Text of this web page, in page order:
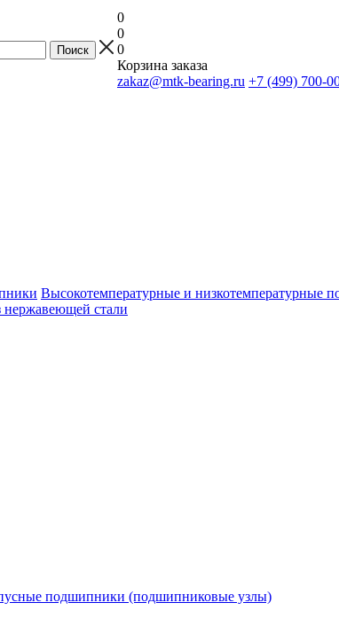
0
0
0
Корзина заказа
zakaz@mtk-bearing.ru +7 (499) 700-
Высокотемпературные и низкотемпературные
стали
подшипники (подшипниковые узлы)